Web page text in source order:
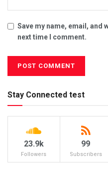
Save my name, email, and
next time I comment.
Stay Connected test
23.9k
Followers
99
Subscribers